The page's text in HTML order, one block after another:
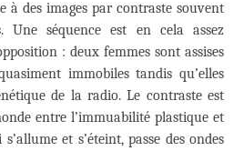
à des images par contraste souvent
Une séquence est en cela assez
: deux femmes sont assises
immobiles tandis qu’elles
de la radio. Le contraste est
entre l’immuabilité plastique et
et s’éteint, passe des ondes